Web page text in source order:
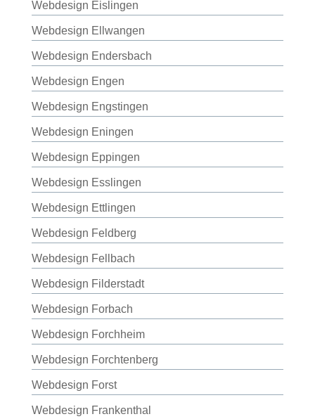
Webdesign Eislingen
Webdesign Ellwangen
Webdesign Endersbach
Webdesign Engen
Webdesign Engstingen
Webdesign Eningen
Webdesign Eppingen
Webdesign Esslingen
Webdesign Ettlingen
Webdesign Feldberg
Webdesign Fellbach
Webdesign Filderstadt
Webdesign Forbach
Webdesign Forchheim
Webdesign Forchtenberg
Webdesign Forst
Webdesign Frankenthal